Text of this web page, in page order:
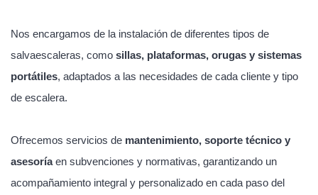
Nos encargamos de la instalación de diferentes tipos de
salvaescaleras, como sillas, plataformas, orugas y sistemas
portátiles, adaptados a las necesidades de cada cliente y tipo
de escalera.
Ofrecemos servicios de mantenimiento, soporte técnico y
asesoríaen subvenciones y normativas, garantizando un
acompañamiento integral y personalizado en cada paso del